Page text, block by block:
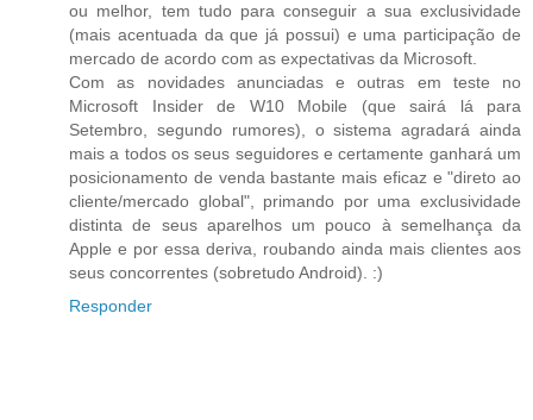
ou melhor, tem tudo para conseguir a sua exclusividade
(mais acentuada da que já possui) e uma participação de
mercado de acordo com as expectativas da Microsoft.
Com as novidades anunciadas e outras em teste no
Microsoft Insider de W10 Mobile (que sairá lá para
Setembro, segundo rumores), o sistema agradará ainda
mais a todos os seus seguidores e certamente ganhará um
posicionamento de venda bastante mais eficaz e "direto ao
cliente/mercado global", primando por uma exclusividade
distinta de seus aparelhos um pouco à semelhança da
Apple e por essa deriva, roubando ainda mais clientes aos
seus concorrentes (sobretudo Android). :)
Responder